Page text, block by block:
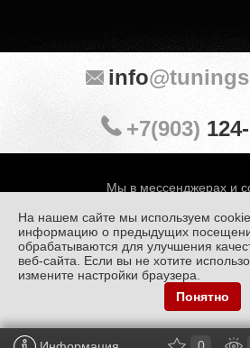
Мы в мессенджерах и
info
+7(903)
© «Тюнинг Спорт» 1998 — 2026
Обработка
На нашем сайте мы используем
информацию о предыдущих
обрабатываются для улучшения
веб-сайта. Если вы не хотите
измените настройки браузера.
Понятно